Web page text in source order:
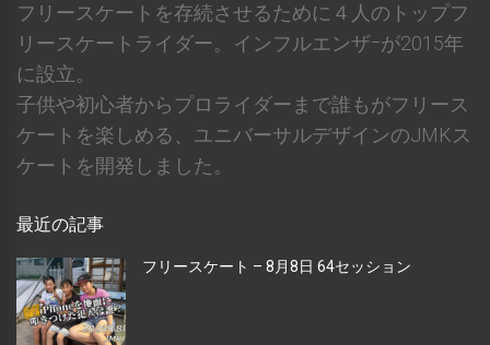
フリースケートを存続させるために４人のトップフ
リースケートライダー。インフルエンザｰが2015年
に設立。
子供や初心者からプロライダーまで誰もがフリース
ケートを楽しめる、ユニバーサルデザインのJMKス
ケートを開発しました。
最近の記事
フリースケート – 8月8日 64セッション